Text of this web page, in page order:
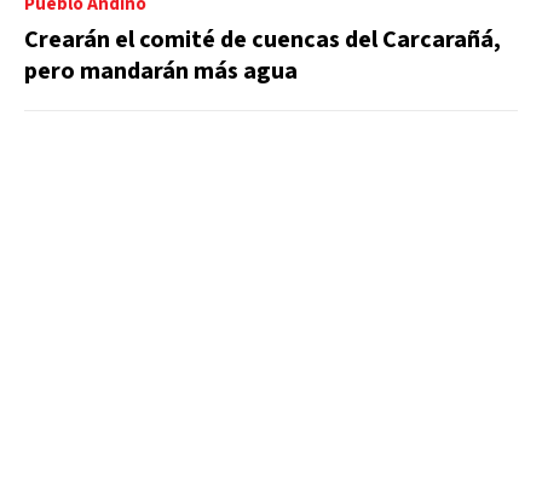
Crearán el comité de cuencas del Carcarañá,
pero mandarán más agua